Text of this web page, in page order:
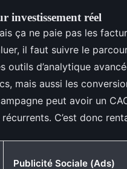
investissement réel
ça ne paie pas les
il faut suivre le
outils d’analytique
mais aussi les
peut avoir un
C’est donc
Publicité Sociale (Ads)